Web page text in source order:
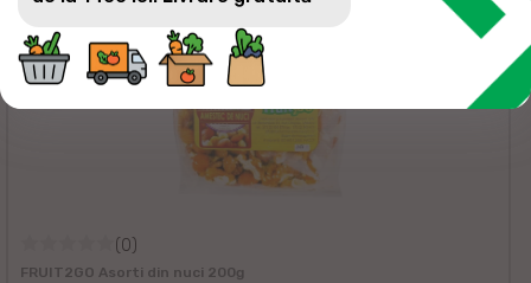
(0)
FRUIT2GO Asorti din nuci 200g